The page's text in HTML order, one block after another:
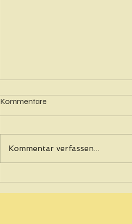
Kommentare
Kommentar verfassen...